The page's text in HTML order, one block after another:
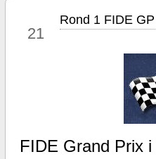
Sverigemästarklassen och övriga
Sverigemästartiteln och dessa är i
Martin Lokander, GM Tiger Hillarp
Hector avgår med segern. I SM-
21
Rond 1 FIDE
FIDE Grand Prix i